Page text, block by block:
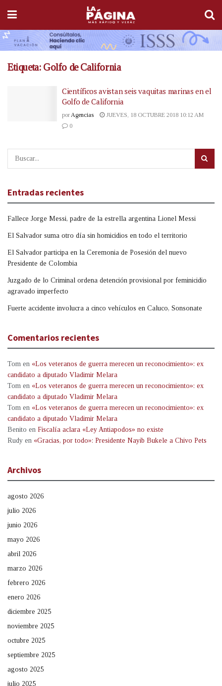
Etiqueta: Golfo de California
Científicos avistan seis vaquitas marinas en el
Golfo de California
por Agencias
JUEVES, 18 OCTUBRE 2018 10:12 AM
0
Entradas recientes
Fallece Jorge Messi, padre de la estrella argentina Lionel Messi
El Salvador suma otro día sin homicidios en todo el territorio
El Salvador participa en la Ceremonia de Posesión del nuevo
Presidente de Colombia
Juzgado de lo Criminal ordena detención provisional por feminicidio
agravado imperfecto
Fuerte accidente involucra a cinco vehículos en Caluco, Sonsonate
Comentarios recientes
Tom en «Los veteranos de guerra merecen un reconocimiento»: ex
candidato a diputado Vladimir Melara
Tom en «Los veteranos de guerra merecen un reconocimiento»: ex
candidato a diputado Vladimir Melara
Tom en «Los veteranos de guerra merecen un reconocimiento»: ex
candidato a diputado Vladimir Melara
Benito en Fiscalía aclara «Ley Antiapodos» no existe
Rudy en «Gracias, por todo»: Presidente Nayib Bukele a Chivo Pets
Archivos
agosto 2026
julio 2026
junio 2026
mayo 2026
abril 2026
marzo 2026
febrero 2026
enero 2026
diciembre 2025
noviembre 2025
octubre 2025
septiembre 2025
agosto 2025
julio 2025